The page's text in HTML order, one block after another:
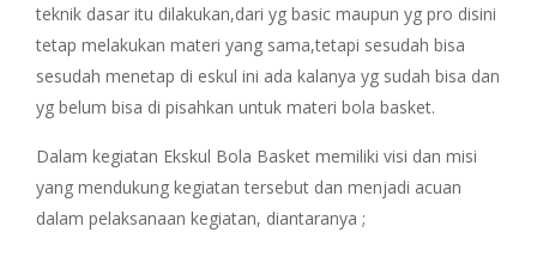
teknik dasar itu dilakukan,dari yg basic maupun yg pro disini
tetap melakukan materi yang sama,tetapi sesudah bisa
sesudah menetap di eskul ini ada kalanya yg sudah bisa dan
yg belum bisa di pisahkan untuk materi bola basket.
Dalam kegiatan Ekskul Bola Basket memiliki visi dan misi
yang mendukung kegiatan tersebut dan menjadi acuan
dalam pelaksanaan kegiatan, diantaranya ;